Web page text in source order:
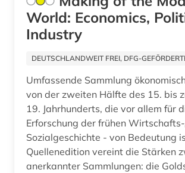
festigkeitslehre (1)
literaturwissenschaft (1)
fid asien crossasia (1)
fid benelux (1)
World: Economics,
Industry
DEUTSCHLANDWEIT FREI, DFG-
Umfassende Sammlung
von der zweiten Hälfte des 15. bis
19. Jahrhunderts, die vor allem für
Erforschung der frühen
Sozialgeschichte - von Bedeutung
Quellenedition vereint die Stärken
anerkannter Sammlungen: die